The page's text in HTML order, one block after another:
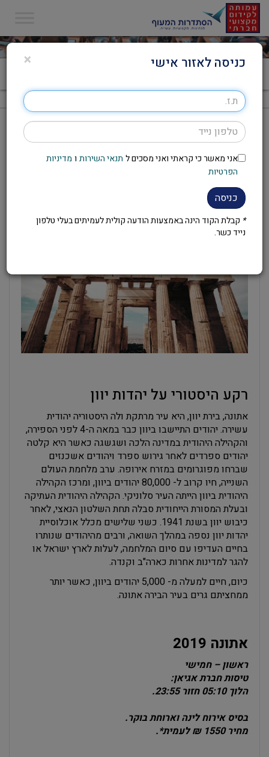
סמינרים מקצועיים: אתונה 2019
במהלך שנת 2019 העמותה לקידום מקצועי וחברתי עורכת
מספר סמינרים מקצועיים באתונה, בירת יוון.
רקע היסטורי על יהדות יוון
אתונה, בירת יוון, היא עיר מרתקת ולה היסטוריה יהודית
עשירה. יהודים התיישבו ביוון כבר במאה ה-4 לפני הספירה,
והקהילה היהודית במדינה הלכה ושגשגה כאשר היא קלטה
יהודים ספרדים לאחר גירוש ספרד ויהודים אשכנזים
שברחו מפוגרומים במזרח אירופה. ערב מלחמת העולם
השנייה, חיו קרוב ל- 80,000 יהודים ביוון, ומרכז הקהילה
היהודית ביוון הייתה העיר סלוניקי. הקהילה היהודית העתיקה
ובעלת המסורת הייחודית סבלה תחת השלטון הנאצי, לאחר
כיבוש יוון בשנת 1941. כשני שלישים מכלל אוכלוסיית
יהדות יוון נספה במהלך השואה, ורבים מהיהודים שנותרו
בחיים העדיפו עם סיום המלחמה, לעלות לארץ ישראל או
להגר למדינות אחרות כארה"ב וקנדה.
כיום, חיים למעלה מ- 5,000 יהודים ביוון, כאשר יותר
ממחציתם גרים בעיר הבירה אתונה.
אתונה 2019
ראשון – חמישי
טיסות חברת אגיאן:
הלוך 05:10
חזור 23:55.
בסיס אירוח לינה וארוחת בוקר.
מחיר 1550 ₪ לעמית*.
× כניסה לאזור אישי
אני מאשר כי קראתי ואני מסכים ל תנאי השירות ו מדיניות
הפרטיות
כניסה
* קבלת הקוד הינה באמצעות הודעה קולית לעמיתים בעלי טלפון
נייד כשר.